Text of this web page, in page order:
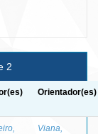
2
Orientador(es)
Viana,